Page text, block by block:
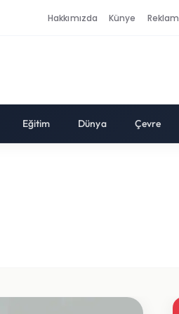
Hakkımızda Künye Reklam
Eğitim Dünya Çevre